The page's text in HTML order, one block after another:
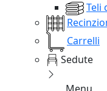
Teli
Carrelli
Sedute
Menu